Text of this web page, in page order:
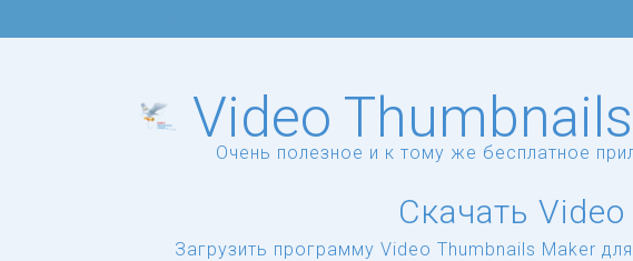
Video
Очень полезное и к тому же бесплатное
Скачать
Загрузить программу Video Thumbnails Maker